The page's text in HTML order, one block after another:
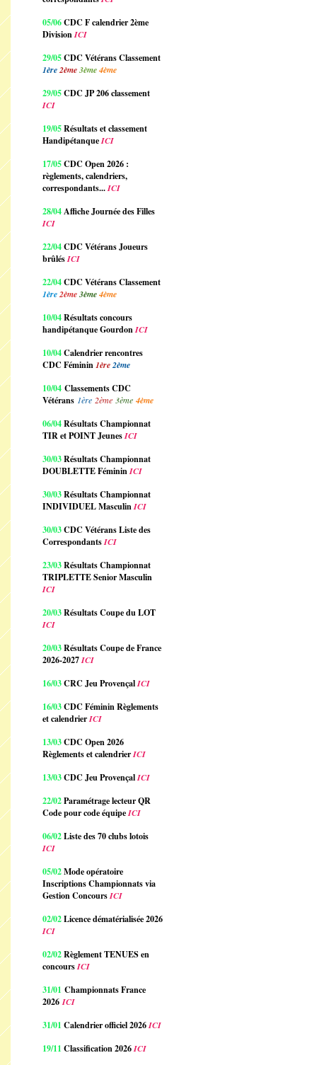
05/06CDC F calendrier 2ème
DivisionICI
29/05CDC Vétérans Classement
1ère2ème3ème4ème
29/05CDC JP 206 classement
ICI
19/05Résultats et classement
HandipétanqueICI
17/05CDC Open 2026 :
règlements, calendriers,
correspondants...ICI
28/04Affiche Journée des Filles
ICI
22/04CDC Vétérans Joueurs
brûlésICI
22/04CDC Vétérans Classement
1ère2ème3ème4ème
10/04Résultats concours
handipétanque GourdonICI
10/04Calendrier rencontres
CDC Féminin1ère2ème
10/04 Classements CDC
Vétérans 1ère 2ème 3ème 4ème
06/04Résultats Championnat
TIR et POINT JeunesICI
30/03Résultats Championnat
DOUBLETTE FémininICI
30/03Résultats Championnat
INDIVIDUEL MasculinICI
30/03CDC Vétérans Liste des
CorrespondantsICI
23/03Résultats Championnat
TRIPLETTE Senior Masculin
ICI
20/03Résultats Coupe du LOT
ICI
20/03Résultats Coupe de France
2026-2027ICI
16/03CRC Jeu ProvençalICI
16/03CDC Féminin Règlements
et calendrierICI
13/03CDC Open 2026
Règlements et calendrierICI
13/03CDC Jeu ProvençalICI
22/02Paramétrage lecteur QR
Code pour code équipeICI
06/02Liste des 70 clubs lotois
ICI
05/02Mode opératoire
Inscriptions Championnats via
Gestion ConcoursICI
02/02Licence dématérialisée 2026
ICI
02/02Règlement TENUES en
concoursICI
31/01 Championnats France
2026 ICI
31/01 Calendrier officiel 2026ICI
19/11 Classification 2026ICI